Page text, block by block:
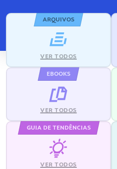
ARQUIVOS
VER TODOS
EBOOKS
VER TODOS
GUIA DE TENDÊNCIAS
VER TODOS